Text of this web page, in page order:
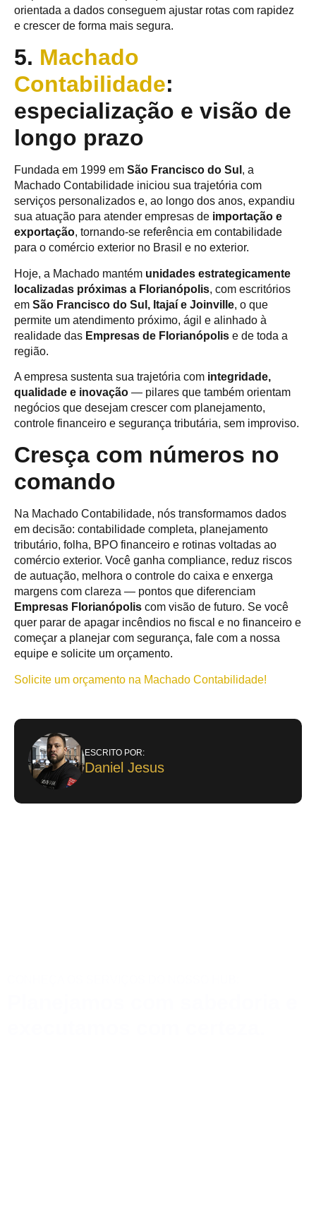
orientada a dados conseguem ajustar rotas com rapidez
e crescer de forma mais segura.
5. Machado
Contabilidade:
especialização e visão de
longo prazo
Fundada em 1999 em São Francisco do Sul , a
Machado Contabilidade iniciou sua trajetória com
serviços personalizados e, ao longo dos anos, expandiu
sua atuação para atender empresas de importação e
exportação, tornando-se referência em contabilidade
para o comércio exterior no Brasil e no exterior.
Hoje, a Machado mantém unidades estrategicamente
localizadas próximas a Florianópolis, com escritórios
em São Francisco do Sul, Itajaí e Joinville, o que
permite um atendimento próximo, ágil e alinhado à
realidade das Empresas de Florianópolis e de toda a
região.
A empresa sustenta sua trajetória com integridade,
qualidade e inovação — pilares que também orientam
negócios que desejam crescer com planejamento,
controle financeiro e segurança tributária, sem improviso.
Cresça com números no
comando
Na Machado Contabilidade, nós transformamos dados
em decisão: contabilidade completa, planejamento
tributário, folha, BPO financeiro e rotinas voltadas ao
comércio exterior. Você ganha compliance, reduz riscos
de autuação, melhora o controle do caixa e enxerga
margens com clareza — pontos que diferenciam
Empresas Florianópolis com visão de futuro. Se você
quer parar de apagar incêndios no fiscal e no financeiro e
começar a planejar com segurança, fale com a nossa
equipe e solicite um orçamento.
Solicite um orçamento na Machado Contabilidade!
ESCRITO POR:
Daniel Jesus